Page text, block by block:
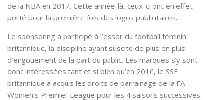
de la NBA en 2017. Cette année-là, ceux-ci ont en effet
porté pour la première fois des logos publicitaires.
Le sponsoring a participé à l’essor du football féminin
britannique, la discipline ayant suscité de plus en plus
d’engouement de la part du public. Les marques s’y sont
donc intéressées tant et si bien qu’en 2016, le SSE
britannique a acquis les droits de parrainage de la FA
Women’s Premier League pour les 4 saisons successives.